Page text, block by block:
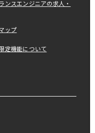
ンスエンジニアの求人・
ップ
定機能について